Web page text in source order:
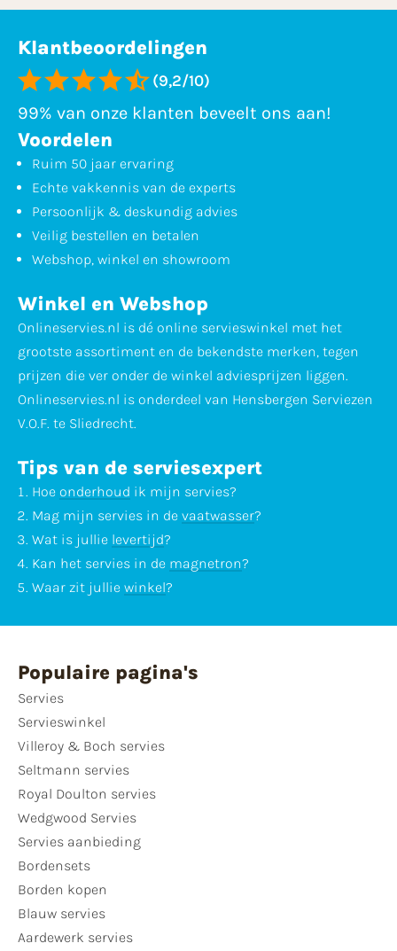
Klantbeoordelingen
(9,2/10)
99% van onze klanten beveelt ons aan!
Voordelen
Ruim 50 jaar ervaring
Echte vakkennis van de experts
Persoonlijk & deskundig advies
Veilig bestellen en betalen
Webshop, winkel en showroom
Winkel en Webshop
Onlineservies.nl is dé online servieswinkel met het
grootste assortiment en de bekendste merken, tegen
prijzen die ver onder de winkel adviesprijzen liggen.
Onlineservies.nl is onderdeel van Hensbergen Serviezen
V.O.F. te Sliedrecht.
Tips van de serviesexpert
Hoe onderhoud ik mijn servies?
Mag mijn servies in de vaatwasser?
Wat is jullie levertijd?
Kan het servies in de magnetron?
Waar zit jullie winkel?
Populaire pagina's
Servies
Servieswinkel
Villeroy & Boch servies
Seltmann servies
Royal Doulton servies
Wedgwood Servies
Servies aanbieding
Bordensets
Borden kopen
Blauw servies
Aardewerk servies